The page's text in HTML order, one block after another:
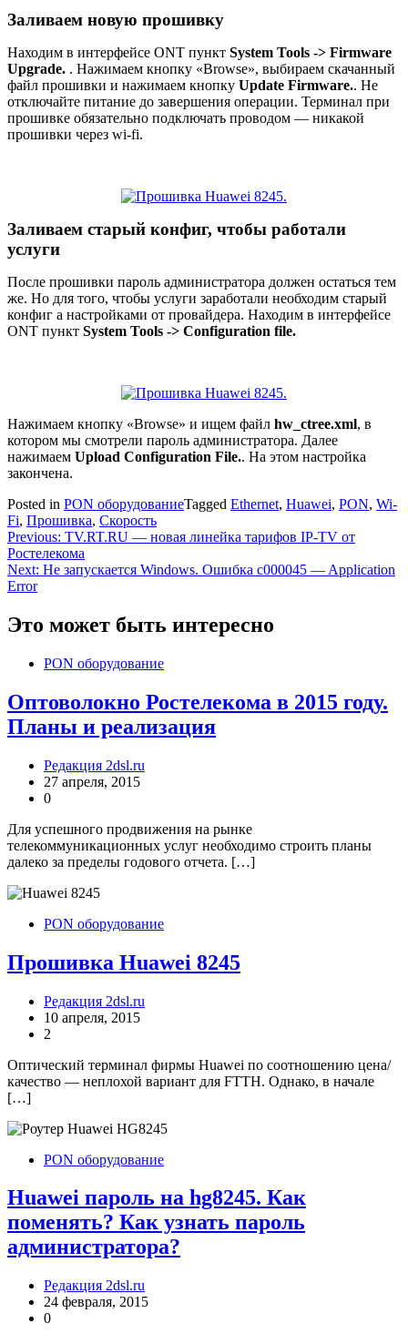
Заливаем новую прошивку
Находим в интерфейсе ONT пункт System Tools -> Firmware
Upgrade. . Нажимаем кнопку «Browse», выбираем скачанный
файл прошивки и нажимаем кнопку Update Firmware.. Не
отключайте питание до завершения операции. Терминал при
прошивке обязательно подключать проводом — никакой
прошивки через wi-fi.
Заливаем старый конфиг, чтобы работали
услуги
После прошивки пароль администратора должен остаться тем
же. Но для того, чтобы услуги заработали необходим старый
конфиг а настройками от провайдера. Находим в интерфейсе
ONT пункт System Tools -> Configuration file.
Нажимаем кнопку «Browse» и ищем файл hw_ctree.xml, в
котором мы смотрели пароль администратора. Далее
нажимаем Upload Configuration File.. На этом настройка
закончена.
Posted in PON оборудованиеTagged Ethernet, Huawei, PON, Wi-
Fi, Прошивка, Скорость
Навигация
по
записям
Previous: TV.RT.RU — новая линейка тарифов IP-TV от
Ростелекома
Next: Не запускается Windows. Ошибка c000045 — Application
Error
Это может быть интересно
PON оборудование
Оптоволокно Ростелекома в 2015 году.
Планы и реализация
Редакция 2dsl.ru
27 апреля, 2015
0
Для успешного продвижения на рынке
телекоммуникационных услуг необходимо строить планы
далеко за пределы годового отчета. […]
PON оборудование
Прошивка Huawei 8245
Редакция 2dsl.ru
10 апреля, 2015
2
Оптический терминал фирмы Huawei по соотношению цена/
качество — неплохой вариант для FTTH. Однако, в начале
[…]
PON оборудование
Huawei пароль на hg8245. Как
поменять? Как узнать пароль
администратора?
Редакция 2dsl.ru
24 февраля, 2015
0